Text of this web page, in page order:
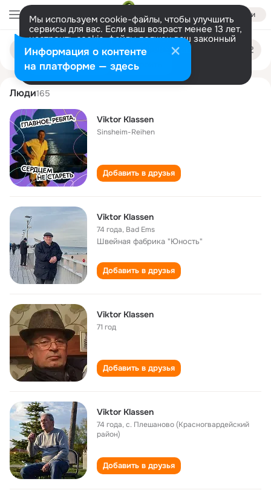
Войти
Мы используем cookie-файлы, чтобы улучшить
сервисы для вас. Если ваш возраст менее 13 лет,
настроить cookie-файлы должен ваш законный
представитель. Больше информации
Разрешить все Настроить
Поиск
людям
viktor klassen
Люди165
Viktor Klassen
Sinsheim-Reihen
Добавить в друзья
Viktor Klassen
74 года, Bad Ems
Швейная фабрика "Юность"
Добавить в друзья
Viktor Klassen
71 год
Добавить в друзья
Viktor Klassen
74 года,с. Плешаново (Красногвардейский
район)
Добавить в друзья
Информация о контенте
на платформе — здесь